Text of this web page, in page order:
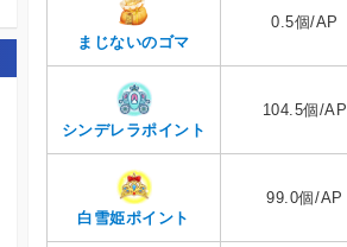
まじないのゴマ
0.5個/AP
シンデレラポイント
104.5個/AP
白雪姫ポイント
99.0個/AP